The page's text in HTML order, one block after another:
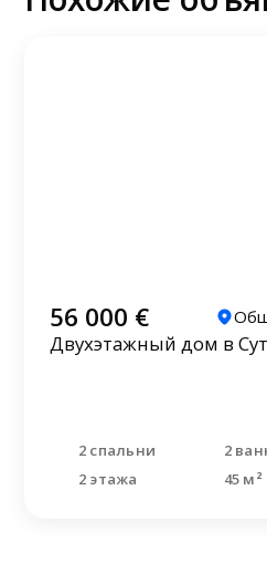
56 000 €
Двухэтажный дом в
2 спальни
2
2 этажа
45 м²